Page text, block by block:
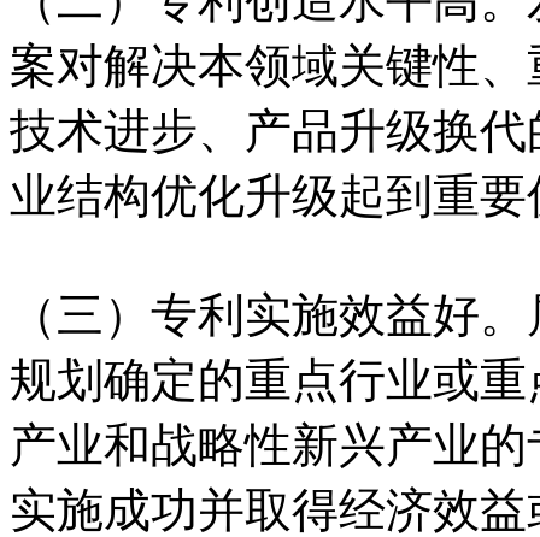
案对解决本领域关键性
技术进步、产品升级换
业结构优化升级起到重
（三）专利实施效益好
规划确定的重点行业或
产业和战略性新兴产业
实施成功并取得经济效